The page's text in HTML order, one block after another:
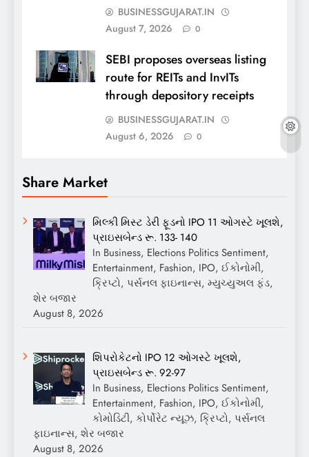
BUSINESSGUJARAT.IN
August 7, 2026
0
SEBI proposes overseas listing
route for REITs and InvITs
through depository receipts
BUSINESSGUJARAT.IN
August 6, 2026
0
Share Market
મિલ્કી મિસ્ટ ડેરી ફૂડનો IPO 11 ઓગસ્ટે ખૂલશે,
પ્રાઇસબેન્ડ રૂ. 133- 140
In Business, Elections Politics Sentiment,
Entertainment, Fashion, IPO, ઈકોનોમી,
ક્રિપ્ટો, પર્સનલ ફાઇનાન્સ, મ્યુચ્યુઅલ ફંડ,
શેર બજાર
August 8, 2026
શિપરોકેટનો IPO 12 ઓગસ્ટે ખૂલશે,
પ્રાઇસબેન્ડ રૂ. 92-97
In Business, Elections Politics Sentiment,
Entertainment, Fashion, IPO, ઈકોનોમી,
કોમોડિટી, કોર્પોરેટ ન્યૂઝ, ક્રિપ્ટો, પર્સનલ
ફાઇનાન્સ, શેર બજાર
August 8, 2026